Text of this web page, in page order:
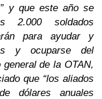
y que este año se
2.000 soldados
para ayudar y
y ocuparse del
de la OTAN,
que “los aliados
dólares anuales